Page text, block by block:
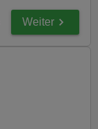
Weiter